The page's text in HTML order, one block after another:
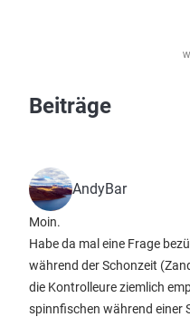
Beiträge
AndyBar
Moin.
Habe da mal eine Frage
während der Schonzeit
die Kontrolleure ziemlich
spinnfischen während einer